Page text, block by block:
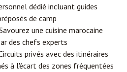
dédié incluant guides
de camp
une cuisine marocaine
des chefs experts
privés avec des itinéraires
à l'écart des zones fréquentées